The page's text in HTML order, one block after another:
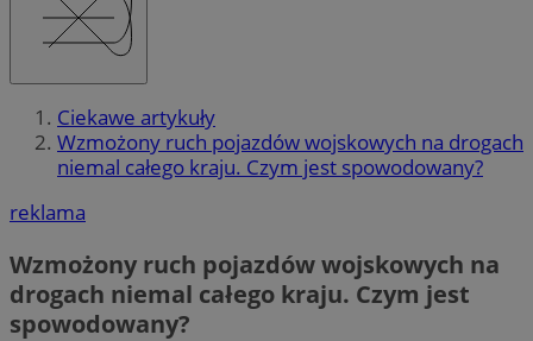
Ciekawe artykuły
Wzmożony ruch pojazdów wojskowych na drogach
niemal całego kraju. Czym jest spowodowany?
reklama
Wzmożony ruch pojazdów wojskowych na
drogach niemal całego kraju. Czym jest
spowodowany?